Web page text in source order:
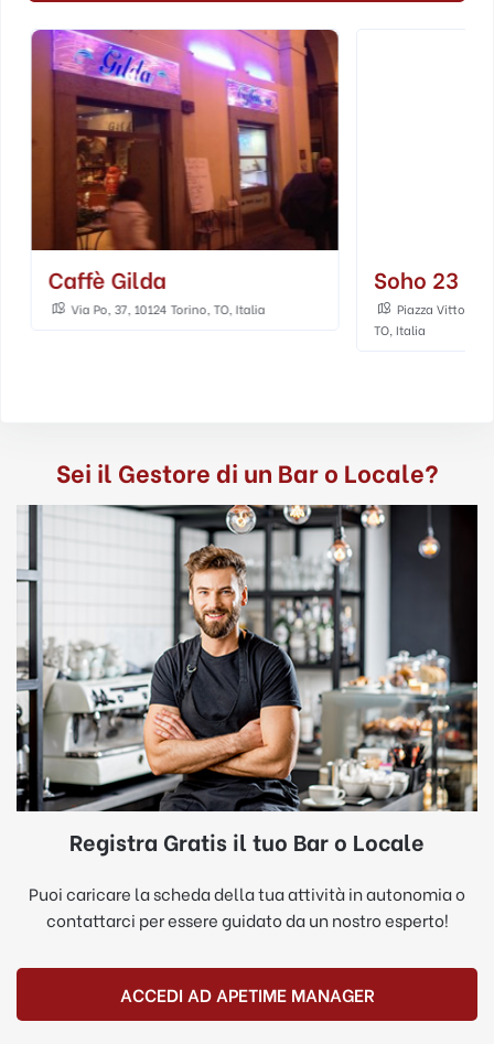
Caffè Gilda
Via Po, 37, 10124 Torino, TO, Italia
Soho 23
Piazza Vittorio
TO, Italia
Sei il Gestore di un Bar o Locale?
Registra Gratis il tuo Bar o Locale
Puoi caricare la scheda della tua attività in autonomia o
contattarci per essere guidato da un nostro esperto!
ACCEDI AD APETIME MANAGER